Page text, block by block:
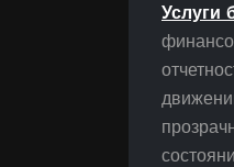
Услуги